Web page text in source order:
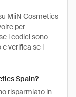
MiiN Cosmetics
per
i codici sono
verifica se i
Spain?
risparmiato in